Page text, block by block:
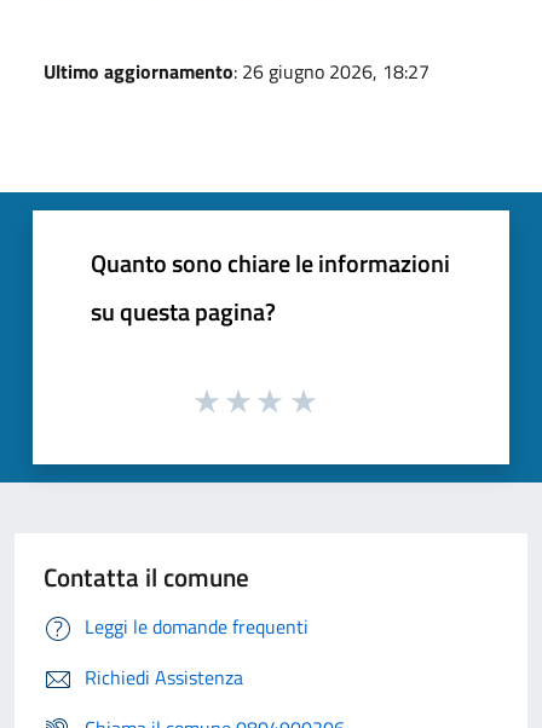
Ultimo aggiornamento: 26 giugno 2026, 18:27
Quanto sono chiare le informazioni
su questa pagina?
Contatta il comune
Leggi le domande frequenti
Richiedi Assistenza